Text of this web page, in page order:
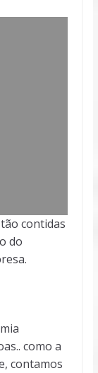
contidas
do
como a
contamos